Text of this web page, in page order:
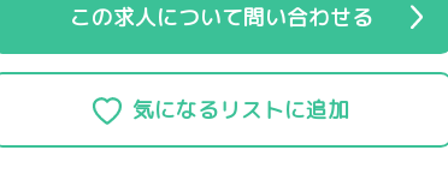
この求人について問い合わせる